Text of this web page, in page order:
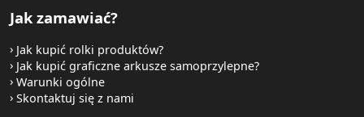
Jak zamawiać?
Jak kupić rolki produktów?
Jak kupić graficzne arkusze samoprzylepne?
Warunki ogólne
Skontaktuj się z nami